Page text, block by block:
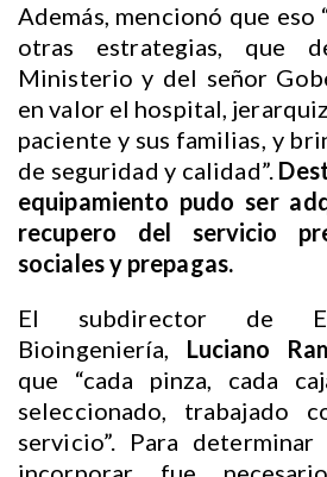
Además, mencionó que eso
otras estrategias, que
Ministerio y del señor
en valor el hospital,
paciente y sus familias, y
de seguridad y calidad”.
equipamiento pudo ser
recupero del servicio
sociales y prepagas.
El subdirector de
Bioingeniería, Luciano
que “cada pinza, cada
seleccionado, trabajado
servicio”. Para